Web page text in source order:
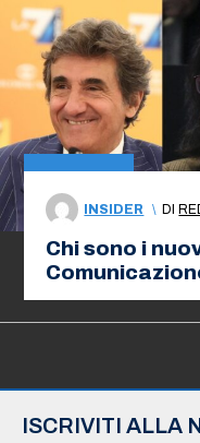
INSIDER \ DI
Chi sono i
ISCRIVITI ALLA